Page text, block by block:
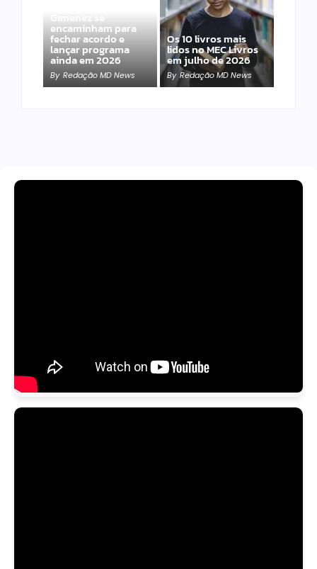
Gimenez se
encaminham para
fechar acordo e
lançar programa
ainda em 2026
By Redação MD News
Os 10 livros mais
lidos no MEC Livros
em julho de 2026
By Redação MD News